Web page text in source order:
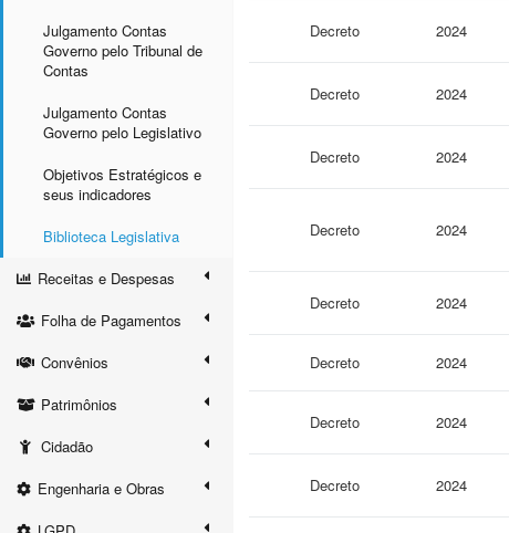
Julgamento Contas
Governo pelo Tribunal de
Contas
Julgamento Contas
Governo pelo Legislativo
Objetivos Estratégicos e
seus indicadores
Biblioteca Legislativa
Receitas e Despesas
Folha de Pagamentos
Convênios
Patrimônios
Cidadão
Engenharia e Obras
Decreto 2024
Decreto 2024
Decreto 2024
Decreto 2024
Decreto 2024
Decreto 2024
Decreto 2024
Decreto 2024